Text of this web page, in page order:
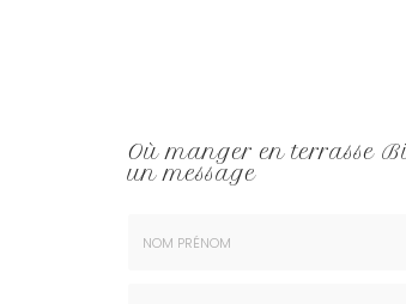
Où manger en terrasse
un message